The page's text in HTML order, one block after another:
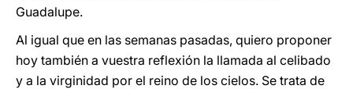
Guadalupe.
Al igual que en las semanas pasadas, quiero proponer
hoy también a vuestra reflexión la llamada al celibado
y a la virginidad por el reino de los cielos. Se trata de